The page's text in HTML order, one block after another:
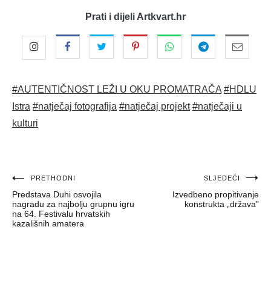
Prati i dijeli Artkvart.hr
#AUTENTIČNOST LEŽI U OKU PROMATRAČA #HDLU
Istra #natječaj fotografija #natječaj projekt #natječaji u
kulturi
Navigacija
objava
PRETHODNI
Predstava Duhi osvojila
nagradu za najbolju grupnu igru
na 64. Festivalu hrvatskih
kazališnih amatera
SLJEDEĆI
Izvedbeno propitivanje
konstrukta „država”